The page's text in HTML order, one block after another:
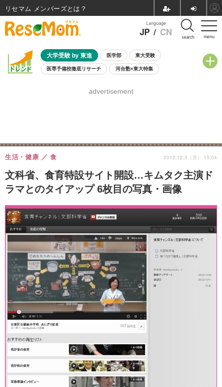
menu
Language
JP / CN search
大学受験 by 東進 医学部 東大受験
医専予備校徹底リサーチ 河合塾×東大特集
8月開催学校説明会・相談会
advertisement
文科省、食育特設サイト開設…キムタク主演ド
ラマとのタイアップ 6枚目の写真・画像
生活・健康 食 2012.12.3（月） 15:04
リセマム メンバーズ